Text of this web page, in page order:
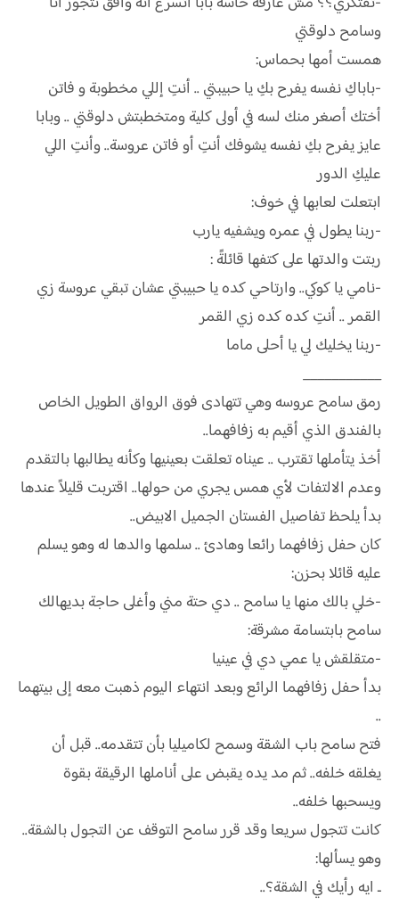
وسامح دلوقتي
همست أمها بحماس:
-باباكِ نفسه يفرح بكِ يا حبيبتي .. أنتِ إللي مخطوبة و فاتن
أختك أصغر منك لسه في أولى كلية ومتخطبتش دلوقتي .. وبابا
عايز يفرح بكِ نفسه يشوفك أنتِ أو فاتن عروسة.. وأنتِ اللي
عليكِ الدور
ابتعلت لعابها في خوف:
-ربنا يطول في عمره ويشفيه يارب
ربتت والدتها على كتفها قائلةً :
-نامي يا كوكي.. وارتاحي كده يا حبيبتي عشان تبقي عروسة زي
القمر .. أنتِ كده كده زي القمر
-ربنا يخليك لي يا أحلى ماما
___________
رمق سامح عروسه وهي تتهادى فوق الرواق الطويل الخاص
بالفندق الذي أقيم به زفافهما..
أخذ يتأملها تقترب .. عيناه تعلقت بعينيها وكأنه يطالبها بالتقدم
وعدم الالتفات لأي همس يجري من حولها.. اقتربت قليلاً عندها
بدأ يلحظ تفاصيل الفستان الجميل الابيض..
كان حفل زفافهما رائعا وهادئ .. سلمها والدها له وهو يسلم
عليه قائلا بحزن:
-خلي بالك منها يا سامح .. دي حتة مني وأغلى حاجة بديهالك
سامح بابتسامة مشرقة:
-متقلقش يا عمي دي في عينيا
بدأ حفل زفافهما الرائع وبعد انتهاء اليوم ذهبت معه إلى بيتهما
..
فتح سامح باب الشقة وسمح لكاميليا بأن تتقدمه.. قبل أن
يغلقه خلفه.. ثم مد يده يقبض على أناملها الرقيقة بقوة
ويسحبها خلفه..
كانت تتجول سريعا وقد قرر سامح التوقف عن التجول بالشقة..
وهو يسألها:
ـ ايه رأيك في الشقة؟..